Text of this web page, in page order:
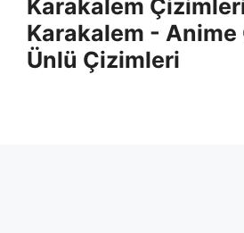
content
Karakalem
Karakalem -
Ünlü Çizimleri